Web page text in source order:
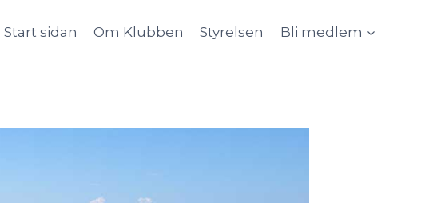
Start sidan Om Klubben Styrelsen Bli medlem